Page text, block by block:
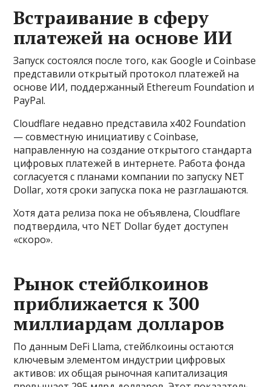
Встраивание в сферу
платежей на основе ИИ
Запуск состоялся после того, как Google и Coinbase
представили открытый протокол платежей на
основе ИИ, поддержанный Ethereum Foundation и
PayPal.
Cloudflare недавно представила x402 Foundation
— совместную инициативу с Coinbase,
направленную на создание открытого стандарта
цифровых платежей в интернете. Работа фонда
согласуется с планами компании по запуску NET
Dollar, хотя сроки запуска пока не разглашаются.
Хотя дата релиза пока не объявлена, Cloudflare
подтвердила, что NET Dollar будет доступен
«скоро».
Рынок стейблкоинов
приближается к 300
миллиардам долларов
По данным DeFi Llama, стейблкоины остаются
ключевым элементом индустрии цифровых
активов: их общая рыночная капитализация